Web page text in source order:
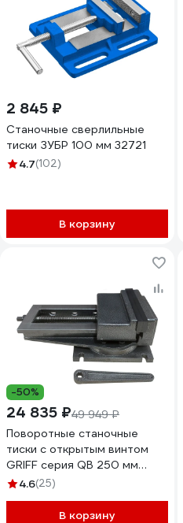
2 845 ₽
Станочные сверлильные
тиски ЗУБР 100 мм 32721
4.7(102)
В корзину
-50%
24 835 ₽49 949 ₽
Поворотные станочные
тиски с открытым винтом
GRIFF серия QB 250 мм
b241204
4.6(25)
В корзину